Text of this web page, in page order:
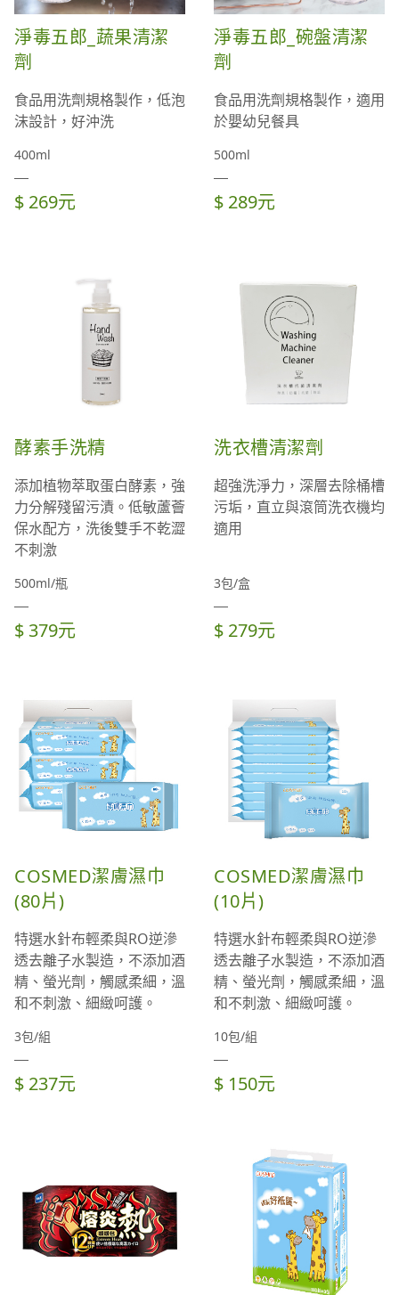
淨毒五郎_蔬果清潔
劑
食品用洗劑規格製作，低泡
沫設計，好沖洗
400ml
$ 269元
淨毒五郎_碗盤清潔
劑
食品用洗劑規格製作，適用
於嬰幼兒餐具
500ml
$ 289元
酵素手洗精
添加植物萃取蛋白酵素，強
力分解殘留污漬。低敏蘆薈
保水配方，洗後雙手不乾澀
不刺激
500ml/瓶
$ 379元
洗衣槽清潔劑
超強洗淨力，深層去除桶槽
污垢，直立與滾筒洗衣機均
適用
3包/盒
$ 279元
COSMED潔膚濕巾
(80片)
特選水針布輕柔與RO逆滲
透去離子水製造，不添加酒
精、螢光劑，觸感柔細，溫
和不刺激、細緻呵護。
3包/組
$ 237元
COSMED潔膚濕巾
(10片)
特選水針布輕柔與RO逆滲
透去離子水製造，不添加酒
精、螢光劑，觸感柔細，溫
和不刺激、細緻呵護。
10包/組
$ 150元